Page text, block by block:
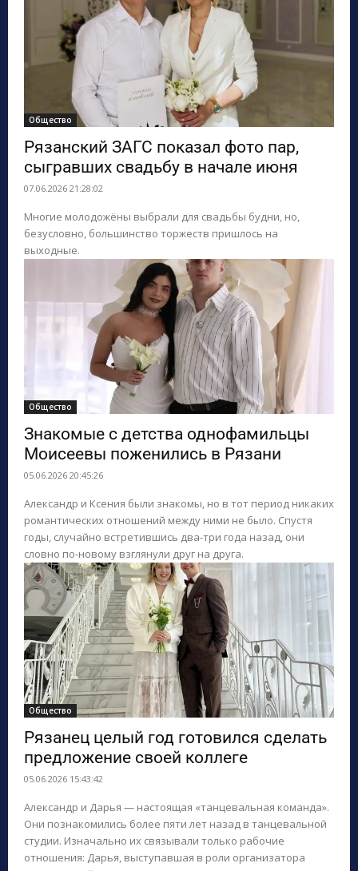
Общество
Рязанский ЗАГС показал фото пар,
сыгравших свадьбу в начале июня
07.06.2026 21:28:02
Многие молодожёны выбрали для свадьбы будни, но,
безусловно, большинство торжеств пришлось на
выходные.
Общество
Знакомые с детства однофамильцы
Моисеевы поженились в Рязани
05.06.2026 20:45:26
Александр и Ксения были знакомы, но в тот период никаких
романтических отношений между ними не было. Спустя
годы, случайно встретившись два-три года назад, они
словно по-новому взглянули друг на друга.
Общество
Рязанец целый год готовился сделать
предложение своей коллеге
05.06.2026 15:43:42
Александр и Дарья — настоящая «танцевальная команда».
Они познакомились более пяти лет назад в танцевальной
студии. Изначально их связывали только рабочие
отношения: Дарья, выступавшая в роли организатора